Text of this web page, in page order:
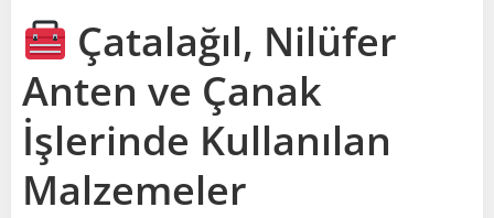
Çatalağıl, Nilüfer
Anten ve Çanak
İşlerinde Kullanılan
Malzemeler